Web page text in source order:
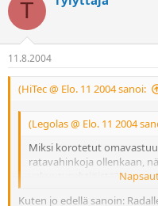
T
11.8.2004
(HiTec @ Elo. 11 2004 sanoi:
(Legolas @ Elo. 11 2004
Miksi korotetut
ratavahinkoja ollenkaan,
vakuutusyhtiöistä??
Kuten jo edellä sanoin: